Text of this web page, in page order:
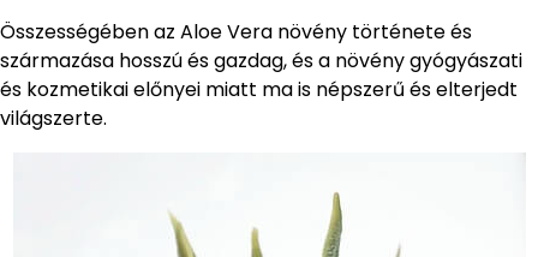
Összességében az Aloe Vera növény története és
származása hosszú és gazdag, és a növény gyógyászati ​​
és kozmetikai előnyei miatt ma is népszerű és elterjedt
világszerte.